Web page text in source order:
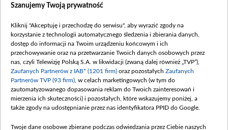
Dostępność
Procedura zgłoszeń wewnętrznych
Szanujemy Twoją prywatność
Kliknij "Akceptuję i przechodzę do serwisu", aby wyrazić zgody na
korzystanie z technologii automatycznego śledzenia i zbierania danych,
dostęp do informacji na Twoim urządzeniu końcowym i ich
przechowywanie oraz na przetwarzanie Twoich danych osobowych przez
nas, czyli Telewizję Polską S.A. w likwidacji (zwaną dalej również „TVP”),
Zaufanych Partnerów z IAB* (1201 firm) oraz pozostałych Zaufanych
Partnerów TVP (93 firm) , w celach marketingowych (w tym do
zautomatyzowanego dopasowania reklam do Twoich zainteresowań i
mierzenia ich skuteczności) i pozostałych, które wskazujemy poniżej, a
także zgody na udostępnianie przez nas identyfikatora PPID do Google.
Twoje dane osobowe zbierane podczas odwiedzania przez Ciebie naszych